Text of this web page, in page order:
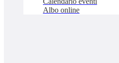
Albo online